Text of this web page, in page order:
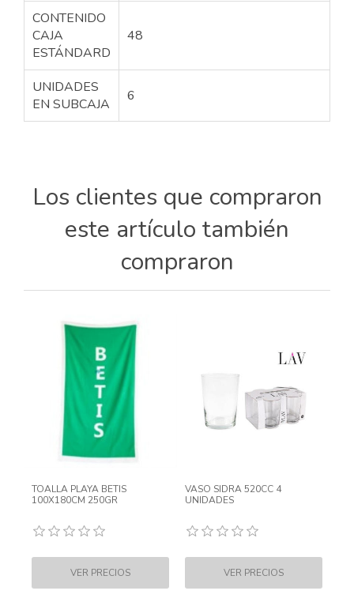
CONTENIDO
CAJA
ESTÁNDARD
48
UNIDADES
EN SUBCAJA
6
Los clientes que compraron
este artículo también
compraron
TOALLA PLAYA BETIS
100X180CM 250GR
VASO SIDRA 520CC 4
UNIDADES